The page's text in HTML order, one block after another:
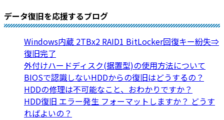
データ復旧を応援するブログ
Windows内蔵 2TBx2 RAID1 BitLocker回復キー紛失⇒
復旧完了
外付けハードディスク(据置型)の使用方法について
BIOSで認識しないHDDからの復旧はどうするの？
HDDの修理は不可能なこと、おわかりですか？
HDD復旧 エラー発生 フォーマットしますか？ どうす
ればよいの？